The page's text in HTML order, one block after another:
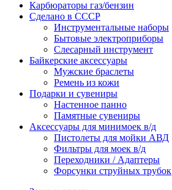
Карбюраторы газ/бензин
Сделано в СССР
Инструментальные наборы
Бытовые электроприборы
Слесарный инструмент
Байкерские аксессуары
Мужские браслеты
Ремень из кожи
Подарки и сувениры
Настенное панно
Памятные сувениры
Аксессуары для минимоек в/д
Пистолеты для мойки АВД
Фильтры для моек в/д
Переходники / Адаптеры
Форсунки струйных трубок